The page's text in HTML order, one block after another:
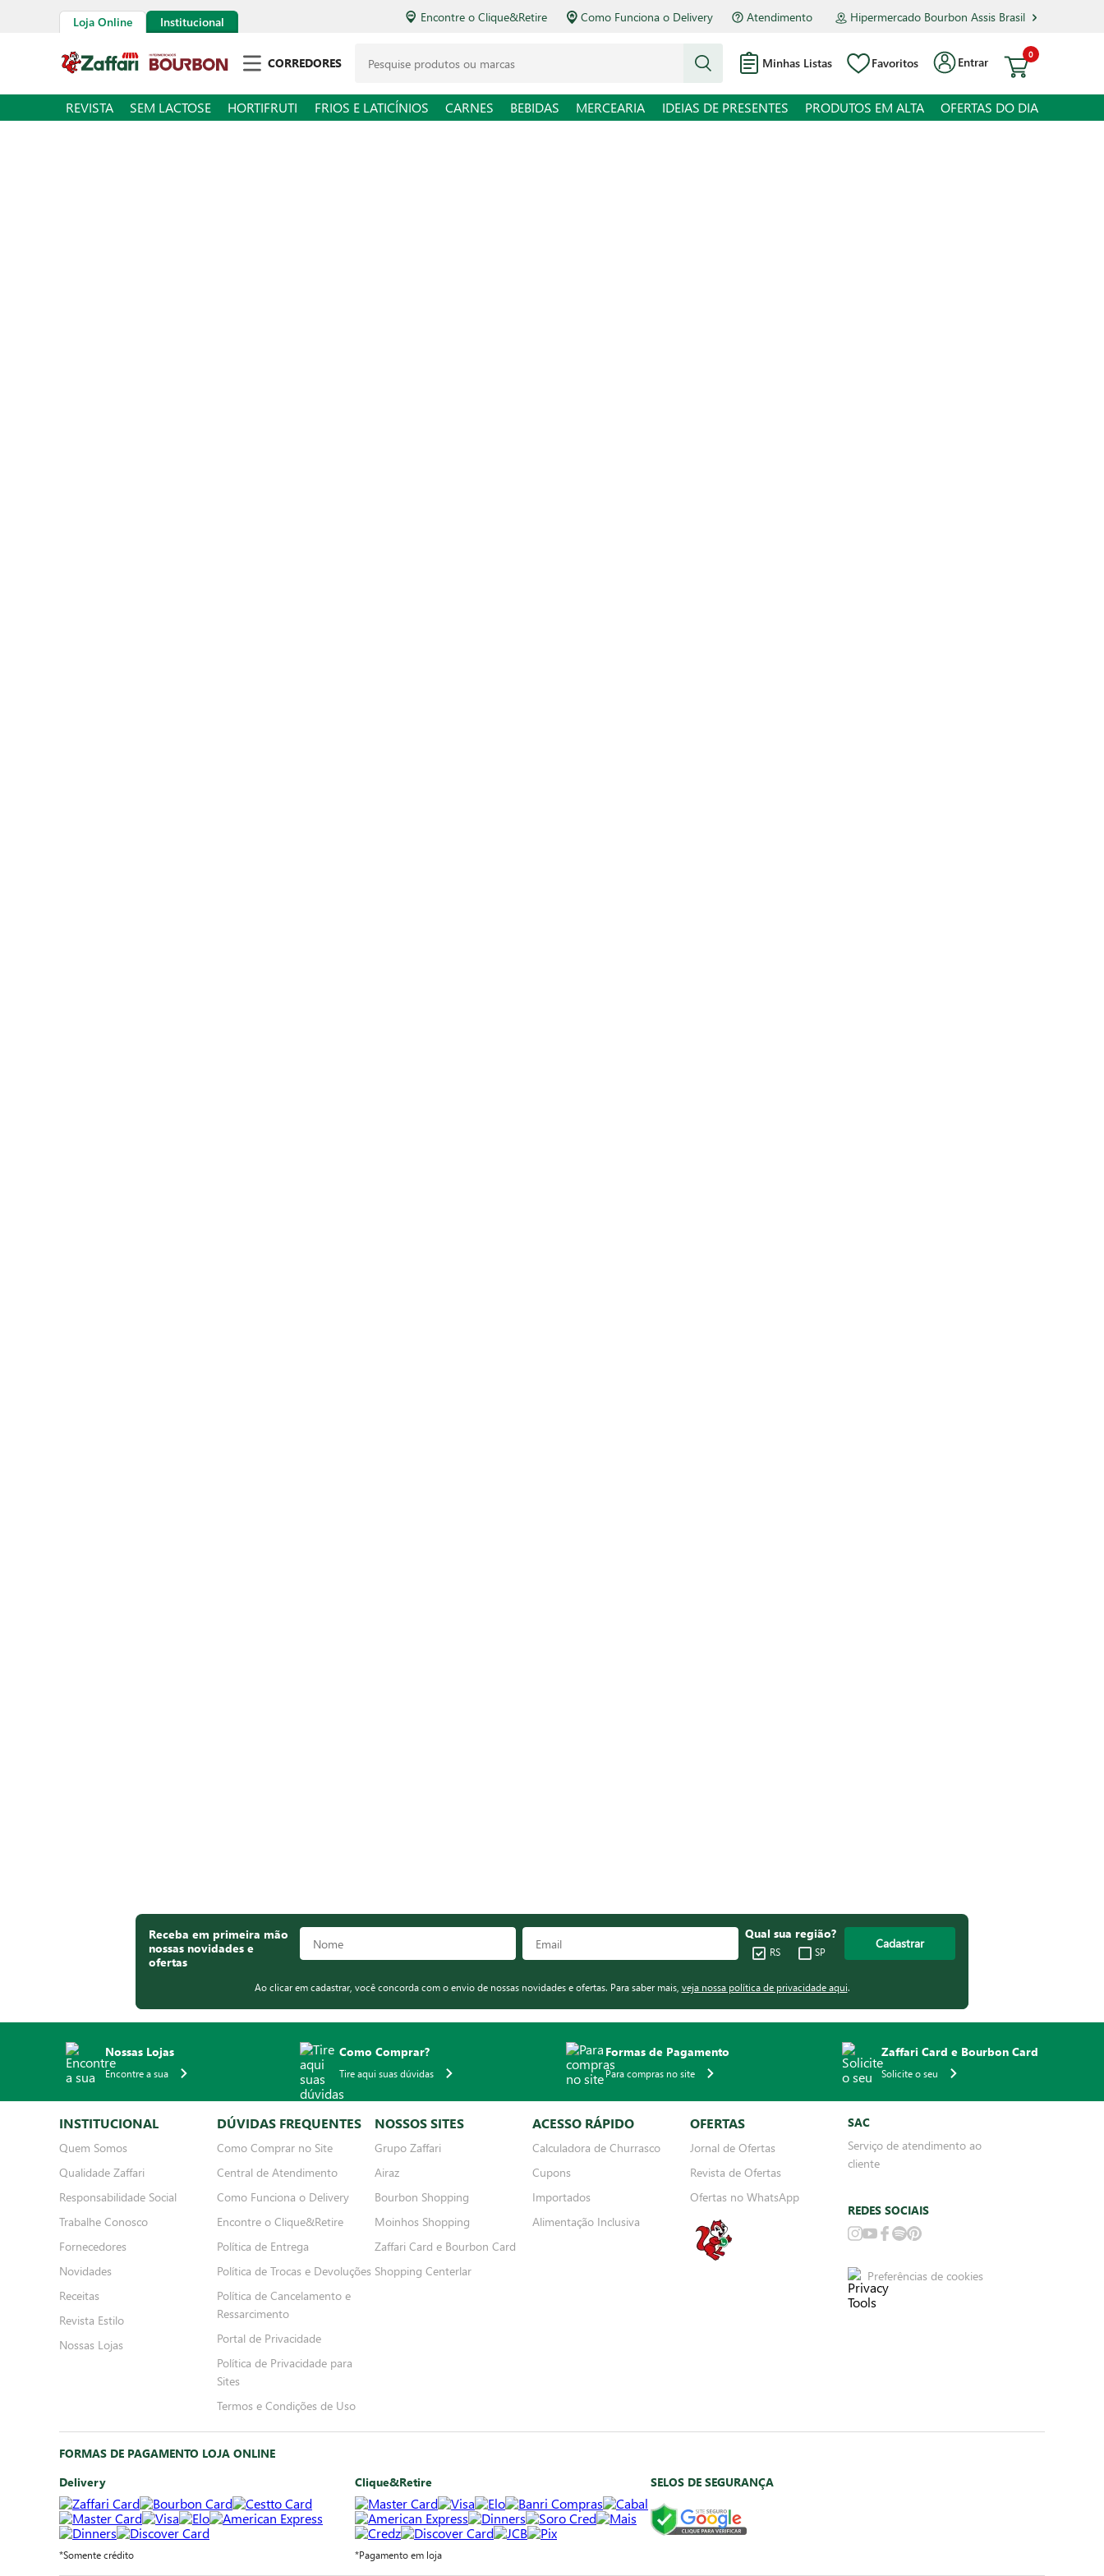
Loja Online Institucional Encontre o Clique&Retire Como Funciona o Delivery Atendimento Hipermercado Bourbon Assis Brasil
CORREDORES Minhas Listas Favoritos Entrar
0
REVISTA SEM LACTOSE HORTIFRUTI FRIOS E LATICÍNIOS CARNES BEBIDAS MERCEARIA IDEIAS DE PRESENTES PRODUTOS EM ALTA OFERTAS DO DIA
Receba em primeira mão
nossas novidades e
ofertas
Qual sua região?
RS SP
Cadastrar
Ao clicar em cadastrar, você concorda com o envio de nossas novidades e ofertas. Para saber mais, veja nossa política de privacidade aqui.
Nossas Lojas
Encontre a sua
Como Comprar?
Tire aqui suas dúvidas
Formas de Pagamento
Para compras no site
Zaffari Card e Bourbon Card
Solicite o seu
INSTITUCIONAL
Quem Somos
Qualidade Zaffari
Responsabilidade Social
Trabalhe Conosco
Fornecedores
Novidades
Receitas
Revista Estilo
Nossas Lojas
DÚVIDAS FREQUENTES
Como Comprar no Site
Central de Atendimento
Como Funciona o Delivery
Encontre o Clique&Retire
Política de Entrega
Política de Trocas e Devoluções
Política de Cancelamento e
Ressarcimento
Portal de Privacidade
Política de Privacidade para
Sites
Termos e Condições de Uso
NOSSOS SITES
Grupo Zaffari
Airaz
Bourbon Shopping
Moinhos Shopping
Zaffari Card e Bourbon Card
Shopping Centerlar
ACESSO RÁPIDO
Calculadora de Churrasco
Cupons
Importados
Alimentação Inclusiva
OFERTAS
Jornal de Ofertas
Revista de Ofertas
Ofertas no WhatsApp
SAC
Serviço de atendimento ao
cliente
REDES SOCIAIS
Preferências de cookies
FORMAS DE PAGAMENTO LOJA ONLINE
Delivery
*Somente crédito
Clique&Retire
*Pagamento em loja
SELOS DE SEGURANÇA